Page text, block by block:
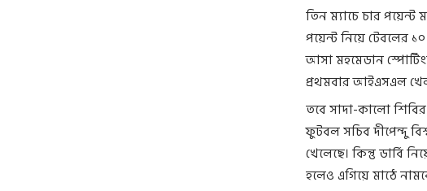
তিন ম্যাচে চার
পয়েন্ট নিয়ে টেবলের
আসা মহমেডান
প্রথমবার আইএসএল
তবে সাদা-কালো শিবির
ফুটবল সচিব দীপেন্দু
খেলেছে। কিন্তু ডার্বি
হলেও এগিয়ে মাঠে